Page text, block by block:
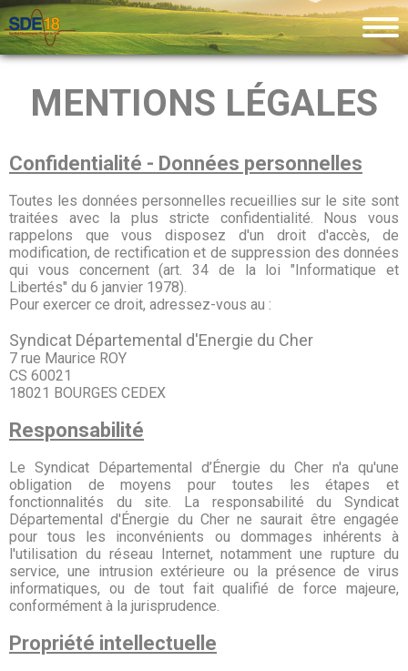
MENTIONS LÉGALES
Confidentialité - Données personnelles
Toutes les données personnelles recueillies sur le site sont
traitées avec la plus stricte confidentialité. Nous vous
rappelons que vous disposez d'un droit d'accès, de
modification, de rectification et de suppression des données
qui vous concernent (art. 34 de la loi "Informatique et
Libertés" du 6 janvier 1978).
Pour exercer ce droit, adressez-vous au :
Syndicat Départemental d'Energie du Cher
7 rue Maurice ROY
CS 60021
18021 BOURGES CEDEX
Responsabilité
Le Syndicat Départemental d’Énergie du Cher n'a qu'une
obligation de moyens pour toutes les étapes et
fonctionnalités du site. La responsabilité du Syndicat
Départemental d'Énergie du Cher ne saurait être engagée
pour tous les inconvénients ou dommages inhérents à
l'utilisation du réseau Internet, notamment une rupture du
service, une intrusion extérieure ou la présence de virus
informatiques, ou de tout fait qualifié de force majeure,
conformément à la jurisprudence.
Propriété intellectuelle